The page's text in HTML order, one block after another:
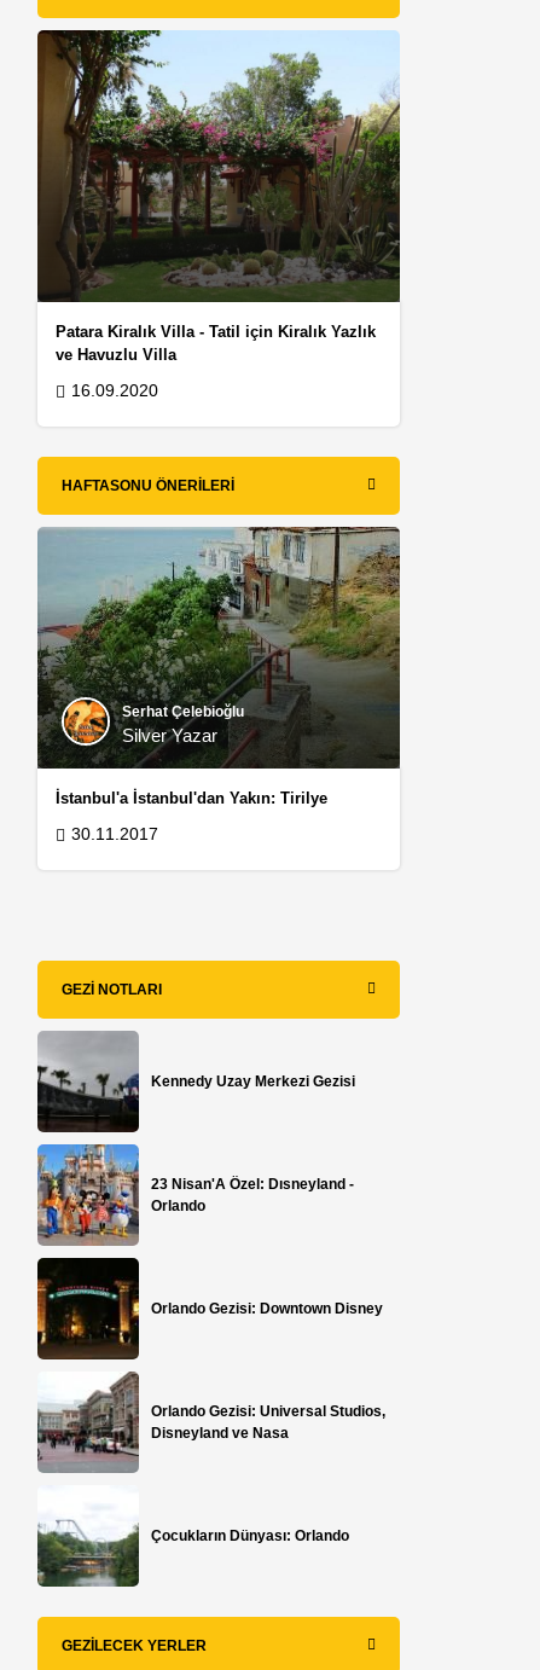
Patara Kiralık Villa - Tatil için Kiralık Yazlık
ve Havuzlu Villa
16.09.2020
HAFTASONU ÖNERILERI
Serhat Çelebioğlu
Silver Yazar
İstanbul'a İstanbul'dan Yakın: Tirilye
30.11.2017
GEZI NOTLARI
Kennedy Uzay Merkezi Gezisi
23 Nisan'A Özel: Dısneyland -
Orlando
Orlando Gezisi: Downtown Disney
Orlando Gezisi: Universal Studios,
Disneyland ve Nasa
Çocukların Dünyası: Orlando
GEZILECEK YERLER